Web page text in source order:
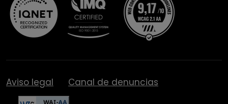
Aviso legal Canal de denuncias